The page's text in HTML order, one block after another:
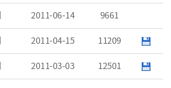
2011-06-14 9661
2011-04-15 11209
2011-03-03 12501